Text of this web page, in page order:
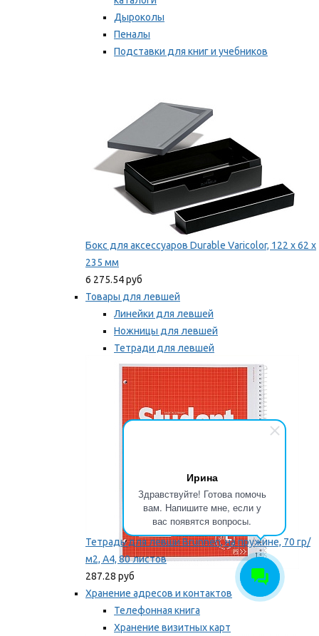
Ирина
Здравствуйте! Готова помочь
вам. Напишите мне, если у
вас появятся вопросы.
Дыроколы
Пеналы
Подставки для книг и учебников
Бокс для аксессуаров Durable Varicolor, 122 x 62 x
235 мм
6 275.54 руб
Товары для левшей
Линейки для левшей
Ножницы для левшей
Тетради для левшей
Точилки для левшей
Мы рекомендуем
Тетрадь для левши Brunnen, на пружине, 70 гр/
м2, А4, 80 листов
287.28 руб
Хранение адресов и контактов
Телефонная книга
Хранение визитных карт